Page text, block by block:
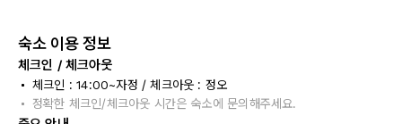
숙소 이용 정보
체크인 / 체크아웃
체크인 : 14:00~자정 / 체크아웃 : 정오
정확한 체크인/체크아웃 시간은 숙소에 문의해주세요.